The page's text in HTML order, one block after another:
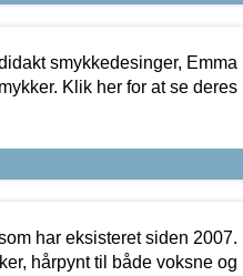
smykkedesinger, Emma
Klik her for at se deres
har eksisteret siden 2007.
hårpynt til både voksne og